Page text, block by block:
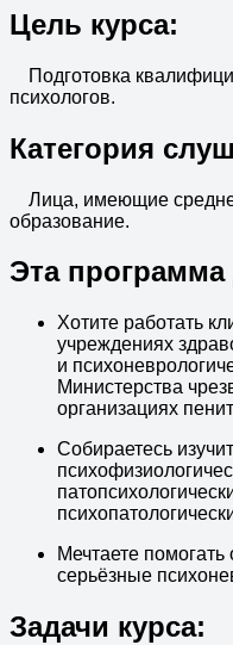
Цель курса:
Подготовка
психологов.
Категория
Лица, имеющие
образование.
Эта
Хотите работать
учреждениях
и
Министерства
организациях
Собираетесь
Мечтаете
серьёзные
Задачи курса: